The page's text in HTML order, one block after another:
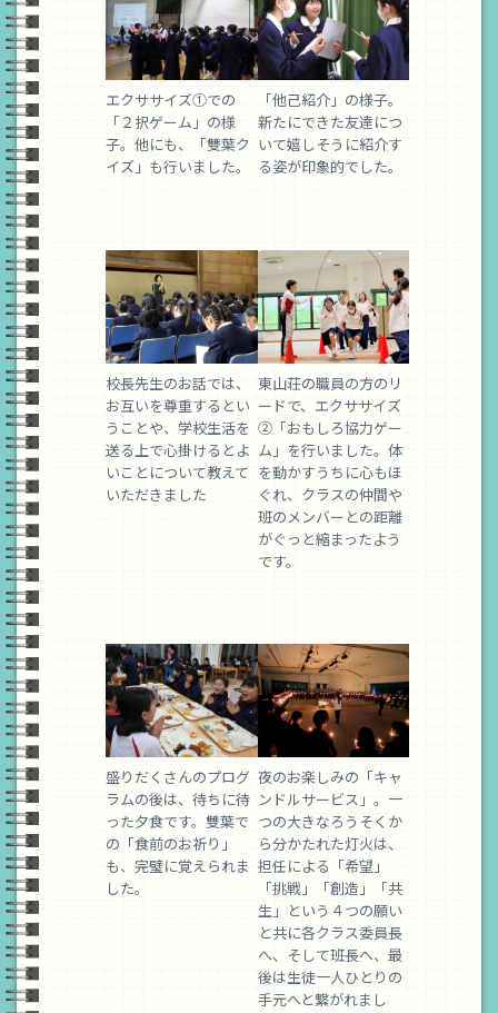
エクササイズ①での
「２択ゲーム」の様
子。他にも、「雙葉ク
イズ」も行いました。
「他己紹介」の様子。
新たにできた友達につ
いて嬉しそうに紹介す
る姿が印象的でした。
校長先生のお話では、
お互いを尊重するとい
うことや、学校生活を
送る上で心掛けるとよ
いことについて教えて
いただきました
東山荘の職員の方のリ
ードで、エクササイズ
②「おもしろ協力ゲー
ム」を行いました。体
を動かすうちに心もほ
ぐれ、クラスの仲間や
班のメンバーとの距離
がぐっと縮まったよう
です。
盛りだくさんのプログ
ラムの後は、待ちに待
った夕食です。雙葉で
の「食前のお祈り」
も、完璧に覚えられま
した。
夜のお楽しみの「キャ
ンドルサービス」。一
つの大きなろうそくか
ら分かたれた灯火は、
担任による「希望」
「挑戦」「創造」「共
生」という４つの願い
と共に各クラス委員長
へ、そして班長へ、最
後は生徒一人ひとりの
手元へと繋がれまし